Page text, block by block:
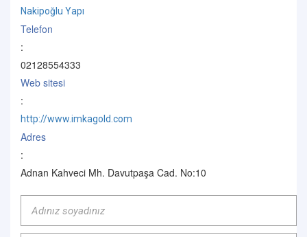
Nakipoğlu Yapı
Telefon
:
02128554333
Web sitesi
:
http://www.imkagold.com
Adres
:
Adnan Kahveci Mh. Davutpaşa Cad. No:10